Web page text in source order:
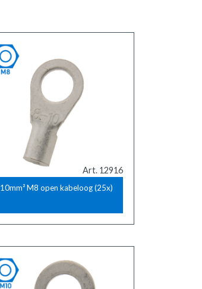
Art. 12916
10mm² M8 open kabeloog (25x)